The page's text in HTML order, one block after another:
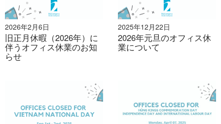
2026年2月6日
旧正月休暇（2026年）に
伴うオフィス休業のお知
らせ
2025年12月22日
2026年元旦のオフィス休
業について